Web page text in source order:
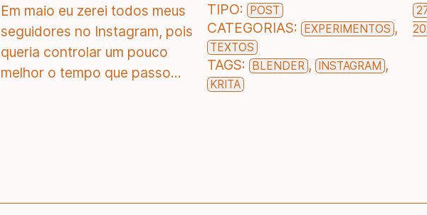
Em maio eu zerei todos meus
seguidores no Instagram, pois
queria controlar um pouco
melhor o tempo que passo...
TIPO: POST
CATEGORIAS: EXPERIMENTOS ,
TEXTOS
TAGS: BLENDER , INSTAGRAM ,
KRITA